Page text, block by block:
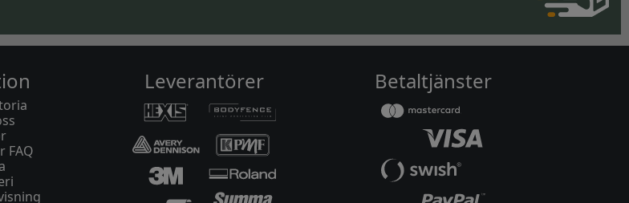
FAQ
Leverantörer Betaltjänster